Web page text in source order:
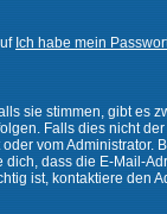
Ich habe mein
sie stimmen, gibt es
Falls dies nicht
vom
dass die E-Mail-
ist, kontaktiere den